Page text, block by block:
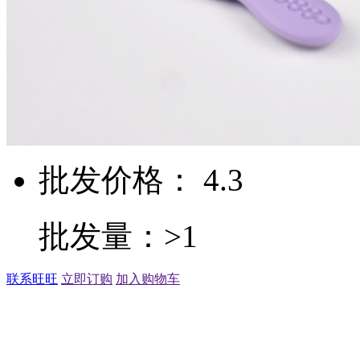
批发价格： 4.3
批发量：>1
联系旺旺 立即订购 加入购物车